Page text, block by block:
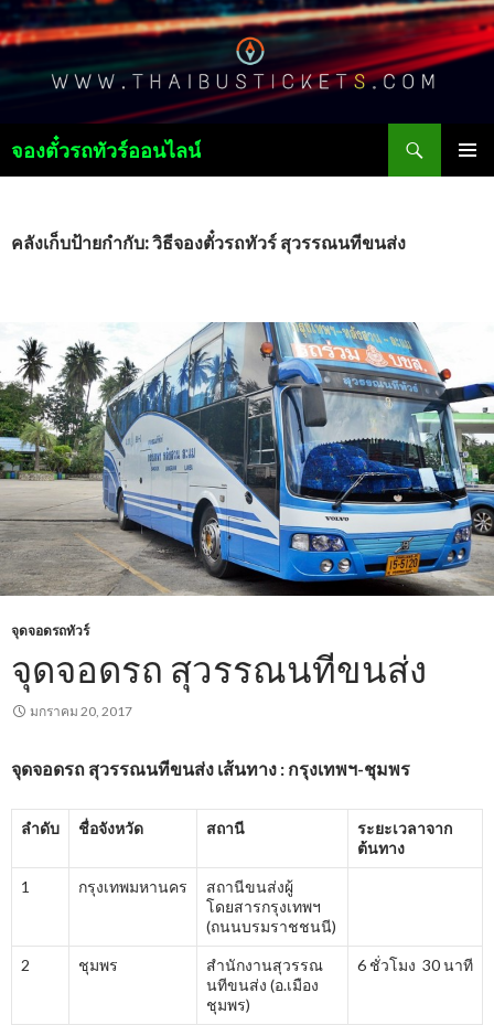
จองตั๋วรถทัวร์ออนไลน์
เนื้อหา
คลังเก็บป้ายกำกับ: วิธีจองตั๋วรถทัวร์ สุวรรณนทีขนส่ง
จุดจอดรถทัวร์
จุดจอดรถ สุวรรณนทีขนส่ง
มกราคม 20, 2017
จุดจอดรถ สุวรรณนทีขนส่ง เส้นทาง : กรุงเทพฯ-ชุมพร
ลำดับ ชื่อจังหวัด สถานี
ระยะเวลาจาก
ต้นทาง
1 กรุงเทพมหานคร
สถานีขนส่งผู้
โดยสารกรุงเทพฯ
(ถนนบรมราชชนนี)
2 ชุมพร
สำนักงานสุวรรณ
นทีขนส่ง (อ.เมือง
ชุมพร)
6 ชั่วโมง 30 นาที